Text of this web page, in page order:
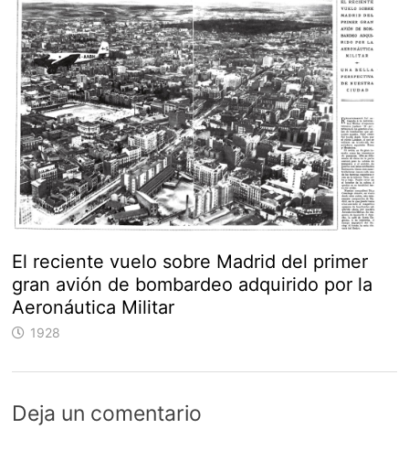
El reciente vuelo sobre Madrid del primer
gran avión de bombardeo adquirido por la
Aeronáutica Militar
1928
Deja un comentario